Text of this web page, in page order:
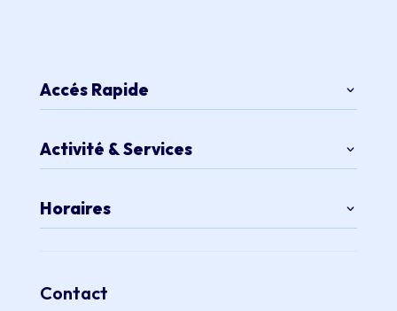
Accés Rapide
Activité & Services
Horaires
Contact